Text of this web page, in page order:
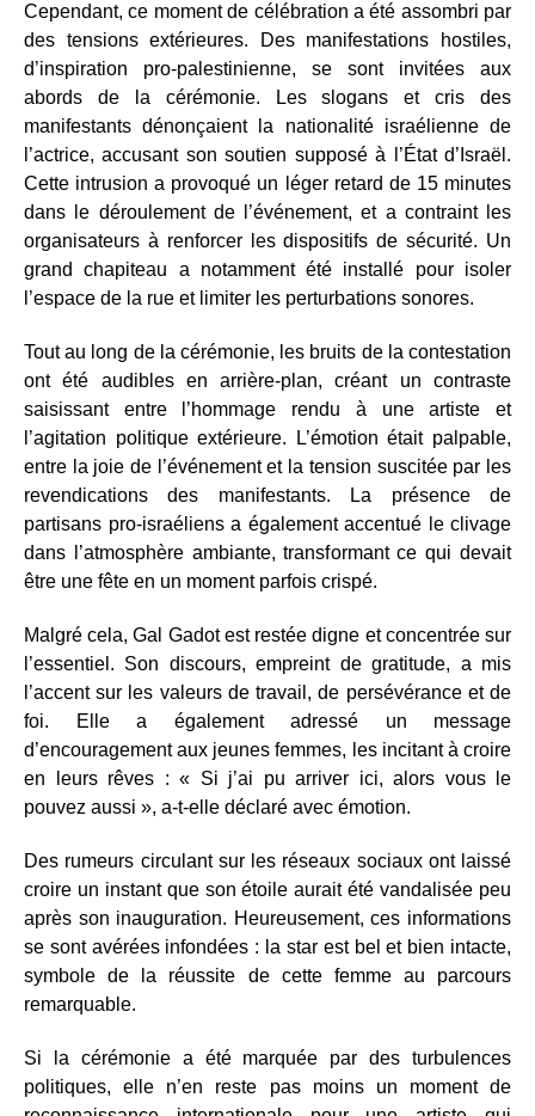
Cependant, ce moment de célébration a été assombri par
des tensions extérieures. Des manifestations hostiles,
d’inspiration pro-palestinienne, se sont invitées aux
abords de la cérémonie. Les slogans et cris des
manifestants dénonçaient la nationalité israélienne de
l’actrice, accusant son soutien supposé à l’État d’Israël.
Cette intrusion a provoqué un léger retard de 15 minutes
dans le déroulement de l’événement, et a contraint les
organisateurs à renforcer les dispositifs de sécurité. Un
grand chapiteau a notamment été installé pour isoler
l’espace de la rue et limiter les perturbations sonores.
Tout au long de la cérémonie, les bruits de la contestation
ont été audibles en arrière-plan, créant un contraste
saisissant entre l’hommage rendu à une artiste et
l’agitation politique extérieure. L’émotion était palpable,
entre la joie de l’événement et la tension suscitée par les
revendications des manifestants. La présence de
partisans pro-israéliens a également accentué le clivage
dans l’atmosphère ambiante, transformant ce qui devait
être une fête en un moment parfois crispé.
Malgré cela, Gal Gadot est restée digne et concentrée sur
l’essentiel. Son discours, empreint de gratitude, a mis
l’accent sur les valeurs de travail, de persévérance et de
foi. Elle a également adressé un message
d’encouragement aux jeunes femmes, les incitant à croire
en leurs rêves : « Si j’ai pu arriver ici, alors vous le
pouvez aussi », a-t-elle déclaré avec émotion.
Des rumeurs circulant sur les réseaux sociaux ont laissé
croire un instant que son étoile aurait été vandalisée peu
après son inauguration. Heureusement, ces informations
se sont avérées infondées : la star est bel et bien intacte,
symbole de la réussite de cette femme au parcours
remarquable.
Si la cérémonie a été marquée par des turbulences
politiques, elle n’en reste pas moins un moment de